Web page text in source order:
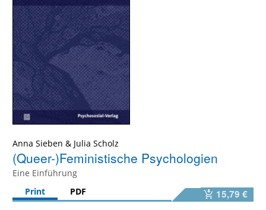
Anna Sieben & Julia Scholz
(Queer-)Feministische Psychologien
Eine Einführung
Print
PDF 15,79 €